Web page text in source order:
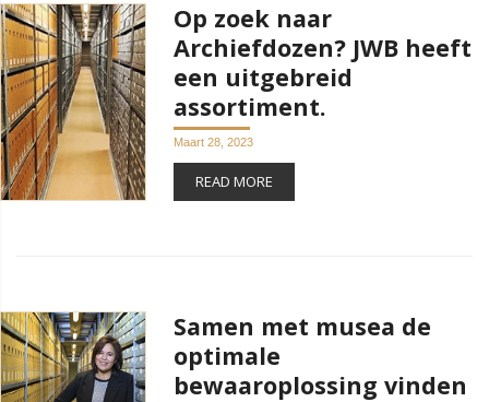
Op zoek naar
Archiefdozen? JWB heeft
een uitgebreid
assortiment.
Maart 28, 2023
READ MORE
Samen met musea de
optimale
bewaaroplossing vinden